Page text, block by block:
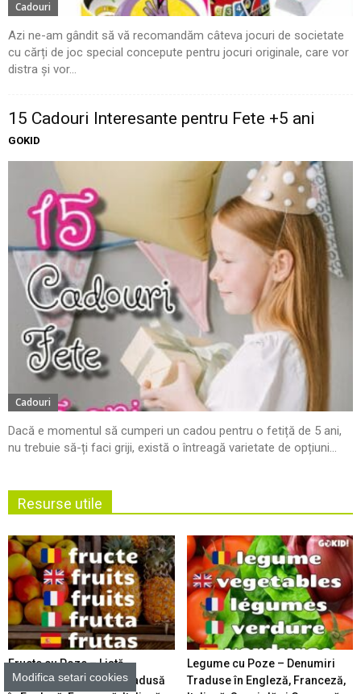
Cadouri
Azi ne-am gândit să vă recomandăm câteva jocuri de societate
cu cărți de joc special concepute pentru jocuri originale, care vor
distra și vor...
15 Cadouri Interesante pentru Fete +5 ani
GOKID
Cadouri
Dacă e momentul să cumperi un cadou pentru o fetiță de 5 ani,
nu trebuie să-ți faci griji, există o întreagă varietate de opțiuni...
Resurse utile
Fructe cu Poze – Listă
Ordonată Alfabetic şi Tradusă
Legume cu Poze – Denumiri
Traduse în Engleză, Franceză,
Modifica setari cookies